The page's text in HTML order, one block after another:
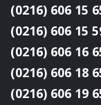
(0216) 606 15
(0216) 606 15
(0216) 606 16
(0216) 606 18
(0216) 606 19